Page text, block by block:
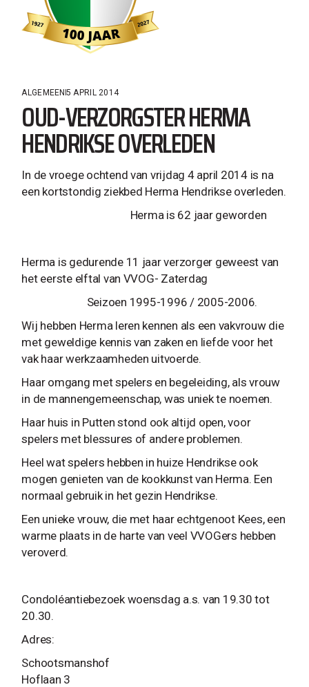
ALGEMEEN 5 APRIL 2014
OUD-VERZORGSTER HERMA
HENDRIKSE OVERLEDEN
In de vroege ochtend van vrijdag 4 april 2014 is na
een kortstondig ziekbed Herma Hendrikse overleden.
Herma is 62 jaar geworden
Herma is gedurende 11 jaar verzorger geweest van
het eerste elftal van VVOG- Zaterdag
Seizoen 1995-1996 / 2005-2006.
Wij hebben Herma leren kennen als een vakvrouw die
met geweldige kennis van zaken en liefde voor het
vak haar werkzaamheden uitvoerde.
Haar omgang met spelers en begeleiding, als vrouw
in de mannengemeenschap, was uniek te noemen.
Haar huis in Putten stond ook altijd open, voor
spelers met blessures of andere problemen.
Heel wat spelers hebben in huize Hendrikse ook
mogen genieten van de kookkunst van Herma. Een
normaal gebruik in het gezin Hendrikse.
Een unieke vrouw, die met haar echtgenoot Kees, een
warme plaats in de harte van veel VVOGers hebben
veroverd.
Condoléantiebezoek woensdag a.s. van 19.30 tot
20.30.
Adres:
Schootsmanshof
Hoflaan 3